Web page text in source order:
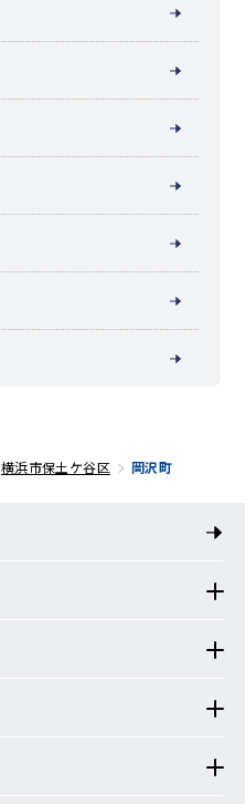
横浜市保土ケ谷区 岡沢町